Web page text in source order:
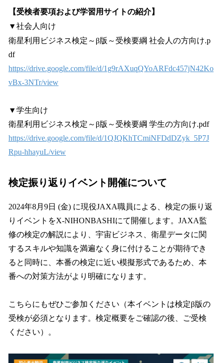
【受検者要項および学習用サイトの紹介】
▼社会人向け
衛星利用ビジネス検定～β版～受検要綱 社会人の方向け.p
df
https://drive.google.com/file/d/1g9rAXuqQYoARFdc457jN42Ko
vBx-3NTr/view
▼学生向け
衛星利用ビジネス検定～β版～受検要綱 学生の方向け.pdf
https://drive.google.com/file/d/1QJQKhTCmiNFDdDZyk_5P7J
Rpu-hhayuL/view
検定振り返りイベント開催について
2024年8月9日 (金) に現役JAXA職員による、検定の振り返
りイベントをX-NIHONBASHIにて開催します。JAXA監
修の検定の解説により、宇宙ビジネス、衛星データに関
するスキルや知識を満遍なく身に付けることが期待でき
ると同時に、本番の検定に近い模擬形式であるため、本
番への対策方法がより明確になります。
こちらにもぜひご参加ください（本イベントは検定β版の
受検が必須となります。検定概要をご確認の後、ご受検
ください）。